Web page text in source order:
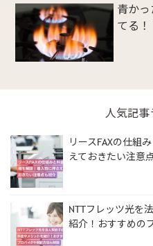
青か
てる
人気記
リースFAXの仕組
えておきたい注意
NTTフレッツ光を
紹介！おすすめの